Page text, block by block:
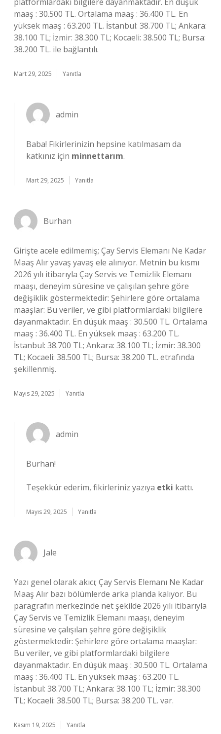
maaş : 30.500 TL. Ortalama maaş : 36.400 TL. En
yüksek maaş : 63.200 TL. İstanbul: 38.700 TL; Ankara:
38.100 TL; İzmir: 38.300 TL; Kocaeli: 38.500 TL; Bursa:
38.200 TL. ile bağlantılı.
Mart 29, 2025 Yanıtla
admin
Baba! Fikirlerinizin hepsine katılmasam da
katkınız için minnettarım.
Mart 29, 2025 Yanıtla
Burhan
Girişte acele edilmemiş; Çay Servis Elemanı Ne Kadar
Maaş Alır yavaş yavaş ele alınıyor. Metnin bu kısmı
2026 yılı itibarıyla Çay Servis ve Temizlik Elemanı
maaşı, deneyim süresine ve çalışılan şehre göre
değişiklik göstermektedir: Şehirlere göre ortalama
maaşlar: Bu veriler, ve gibi platformlardaki bilgilere
dayanmaktadır. En düşük maaş : 30.500 TL. Ortalama
maaş : 36.400 TL. En yüksek maaş : 63.200 TL.
İstanbul: 38.700 TL; Ankara: 38.100 TL; İzmir: 38.300
TL; Kocaeli: 38.500 TL; Bursa: 38.200 TL. etrafında
şekillenmiş.
Mayıs 29, 2025 Yanıtla
admin
Burhan!
Teşekkür ederim, fikirleriniz yazıya etki kattı.
Mayıs 29, 2025 Yanıtla
Jale
Yazı genel olarak akıcı; Çay Servis Elemanı Ne Kadar
Maaş Alır bazı bölümlerde arka planda kalıyor. Bu
paragrafın merkezinde net şekilde 2026 yılı itibarıyla
Çay Servis ve Temizlik Elemanı maaşı, deneyim
süresine ve çalışılan şehre göre değişiklik
göstermektedir: Şehirlere göre ortalama maaşlar:
Bu veriler, ve gibi platformlardaki bilgilere
dayanmaktadır. En düşük maaş : 30.500 TL. Ortalama
maaş : 36.400 TL. En yüksek maaş : 63.200 TL.
İstanbul: 38.700 TL; Ankara: 38.100 TL; İzmir: 38.300
TL; Kocaeli: 38.500 TL; Bursa: 38.200 TL. var.
Kasım 19, 2025 Yanıtla